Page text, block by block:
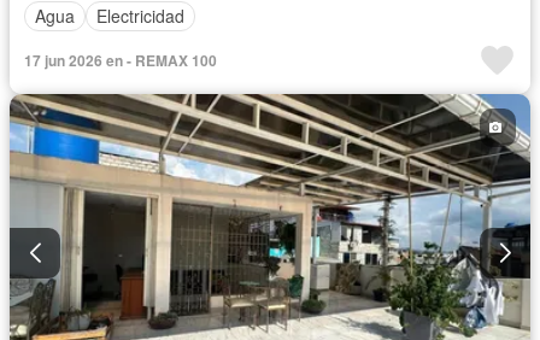
Agua
Electricidad
17 jun 2026 en - REMAX 100